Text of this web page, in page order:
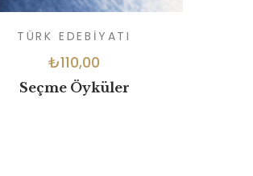
TÜRK EDEBIYATI
₺110,00
Seçme Öyküler